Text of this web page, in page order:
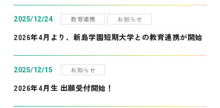
2025/12/24 教育連携 お知らせ
2026年4月より、新島学園短期大学との教育連携が開始
2025/12/15 お知らせ
2026年4月生 出願受付開始！